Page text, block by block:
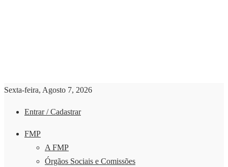
Sexta-feira, Agosto 7, 2026
Entrar / Cadastrar
FMP
A FMP
Órgãos Sociais e Comissões